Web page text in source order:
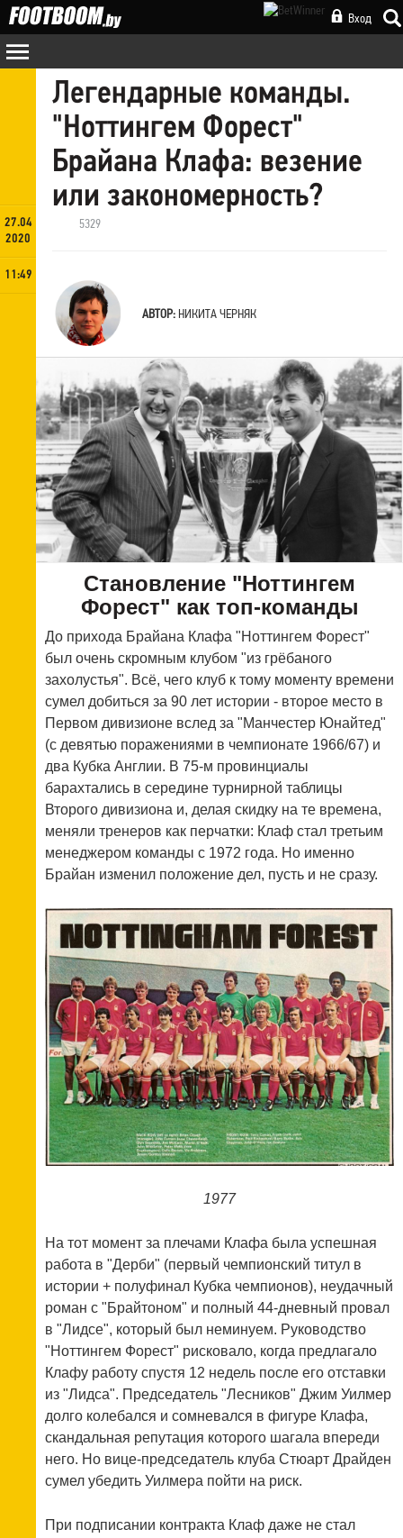
Вход
27.04
2020
11:49
Легендарные команды.
"Ноттингем Форест"
Брайана Клафа: везение
или закономерность?
5329
АВТОР: НИКИТА ЧЕРНЯК
Становление "Ноттингем
Форест" как топ-команды
До прихода Брайана Клафа "Ноттингем Форест"
был очень скромным клубом "из грёбаного
захолустья". Всё, чего клуб к тому моменту времени
сумел добиться за 90 лет истории - второе место в
Первом дивизионе вслед за "Манчестер Юнайтед"
(с девятью поражениями в чемпионате 1966/67) и
два Кубка Англии. В 75-м провинциалы
барахтались в середине турнирной таблицы
Второго дивизиона и, делая скидку на те времена,
меняли тренеров как перчатки: Клаф стал третьим
менеджером команды с 1972 года. Но именно
Брайан изменил положение дел, пусть и не сразу.
1977
На тот момент за плечами Клафа была успешная
работа в "Дерби" (первый чемпионский титул в
истории + полуфинал Кубка чемпионов), неудачный
роман с "Брайтоном" и полный 44-дневный провал
в "Лидсе", который был неминуем. Руководство
"Ноттингем Форест" рисковало, когда предлагало
Клафу работу спустя 12 недель после его отставки
из "Лидса". Председатель "Лесников" Джим Уилмер
долго колебался и сомневался в фигуре Клафа,
скандальная репутация которого шагала впереди
него. Но вице-председатель клуба Стюарт Драйден
сумел убедить Уилмера пойти на риск.
При подписании контракта Клаф даже не стал